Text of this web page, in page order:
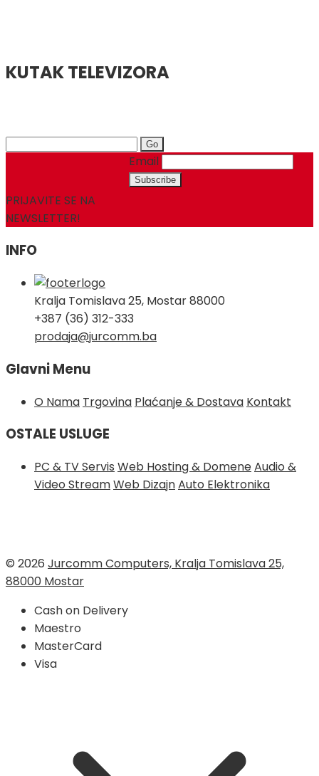
KUTAK TELEVIZORA
Search
PRIJAVITE SE NA
NEWSLETTER!
Email
INFO
Kralja Tomislava 25, Mostar 88000
+387 (36) 312-333
prodaja@jurcomm.ba
Glavni Menu
O Nama Trgovina Plaćanje & Dostava Kontakt
OSTALE USLUGE
PC & TV Servis Web Hosting & DomeneAudio &
Video StreamWeb DizajnAuto Elektronika
© 2026 Jurcomm Computers, Kralja Tomislava 25,
88000 Mostar
Cash on Delivery
Maestro
MasterCard
Visa